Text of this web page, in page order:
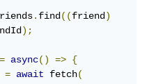
.find((friend)
);
= async() =>
{
= await fetch(